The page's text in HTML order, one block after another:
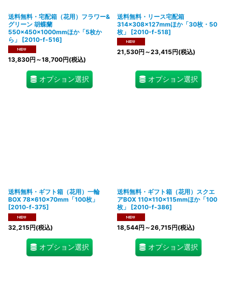
送料無料・宅配箱（花用）フラワー&
グリーン 胡蝶蘭
550×450×1000mmほか「5枚か
ら」
[2010-f-516]
13,830円 ～18,700円(税込)
オプション選択
送料無料・リース宅配箱
314×308×127mmほか「30枚・50
枚」
[2010-f-518]
21,530円 ～23,415円(税込)
オプション選択
送料無料・ギフト箱（花用）一輪
BOX 78×610×70mm「100枚」
[2010-f-375]
32,215円(税込)
オプション選択
送料無料・ギフト箱（花用）スクエ
アBOX 110×110×115mmほか「100
枚」
[2010-f-386]
18,544円 ～26,715円(税込)
オプション選択